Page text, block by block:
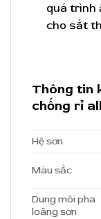
quá trình
cho sắt
Thông tin
chống rỉ
Hệ sơn
Màu sắc
Dung môi pha
loãng sơn